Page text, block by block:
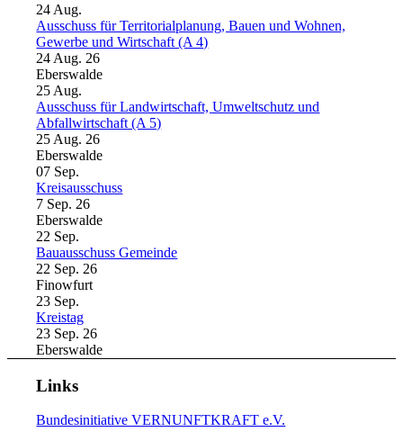
24 Aug.
Ausschuss für Territorialplanung, Bauen und Wohnen,
Gewerbe und Wirtschaft (A 4)
24 Aug. 26
Eberswalde
25 Aug.
Ausschuss für Landwirtschaft, Umweltschutz und
Abfallwirtschaft (A 5)
25 Aug. 26
Eberswalde
07 Sep.
Kreisausschuss
7 Sep. 26
Eberswalde
22 Sep.
Bauausschuss Gemeinde
22 Sep. 26
Finowfurt
23 Sep.
Kreistag
23 Sep. 26
Eberswalde
Links
Bundesinitiative VERNUNFTKRAFT e.V.